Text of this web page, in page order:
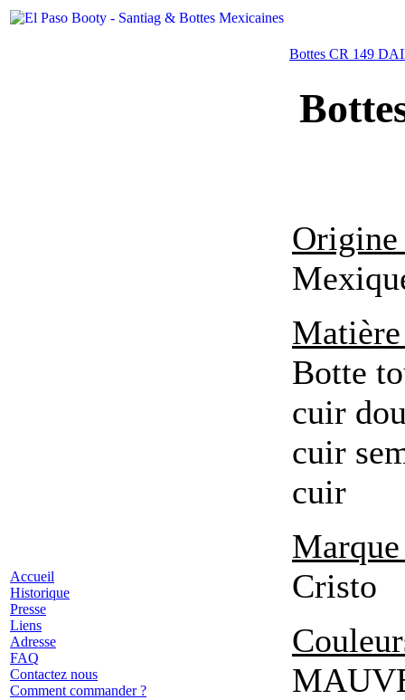
Accueil
Historique
Presse
Liens
Adresse
FAQ
Contactez nous
Comment commander ?
Bottes CR 149
Botte
cuir
cuir
cuir
Cristo